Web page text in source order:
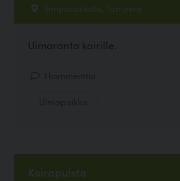
Simppoonkatu, Tampere
Uimaranta koirille.
Koirapuisto